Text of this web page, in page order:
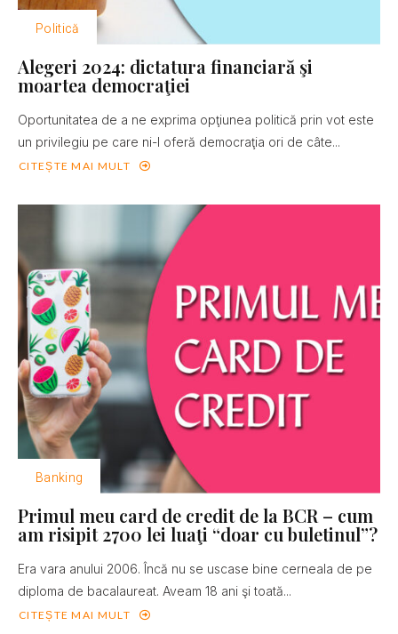
Politică
Alegeri 2024: dictatura financiară şi
moartea democraţiei
Oportunitatea de a ne exprima opţiunea politică prin vot este
un privilegiu pe care ni-l oferă democraţia ori de câte...
CITEȘTE MAI MULT
Banking
Primul meu card de credit de la BCR – cum
am risipit 2700 lei luaţi “doar cu buletinul”?
Era vara anului 2006. Încă nu se uscase bine cerneala de pe
diploma de bacalaureat. Aveam 18 ani şi toată...
CITEȘTE MAI MULT